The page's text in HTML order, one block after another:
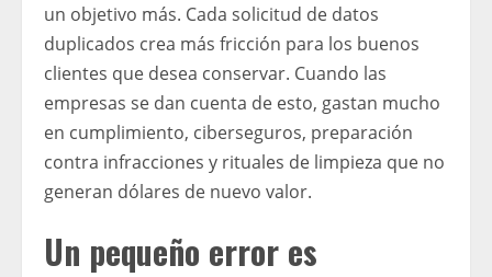
un objetivo más. Cada solicitud de datos
duplicados crea más fricción para los buenos
clientes que desea conservar. Cuando las
empresas se dan cuenta de esto, gastan mucho
en cumplimiento, ciberseguros, preparación
contra infracciones y rituales de limpieza que no
generan dólares de nuevo valor.
Un pequeño error es